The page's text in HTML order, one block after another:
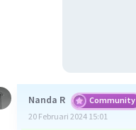
Nanda R Community
20 Februari 2024 15:01